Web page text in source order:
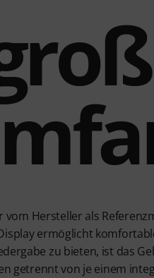
vom Hersteller als
ermöglicht
zu bieten, ist das
getrennt von je einem